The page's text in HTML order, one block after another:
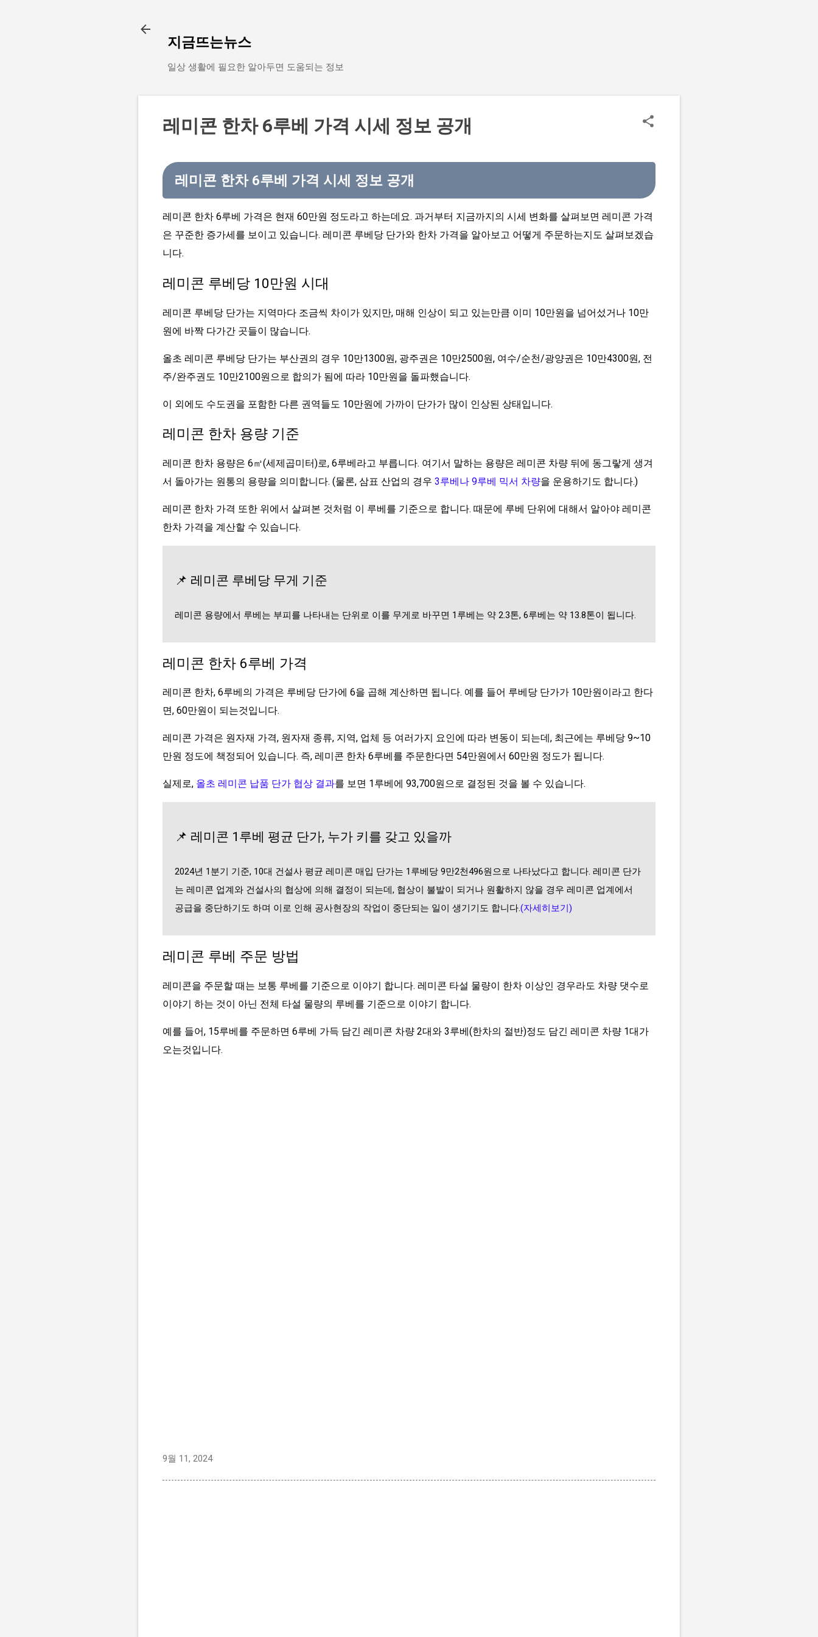
지금뜨는뉴스
일상 생활에 필요한 알아두면 도움되는 정보
레미콘 한차 6루베 가격 시세 정보 공개
레미콘 한차 6루베 가격 시세 정보 공개
레미콘 한차 6루베 가격은 현재 60만원 정도라고 하는데요. 과거부터 지금까지의 시세 변화를 살펴보면 레미콘 가격
은 꾸준한 증가세를 보이고 있습니다. 레미콘 루베당 단가와 한차 가격을 알아보고 어떻게 주문하는지도 살펴보겠습
니다.
레미콘 루베당 10만원 시대
레미콘 루베당 단가는 지역마다 조금씩 차이가 있지만, 매해 인상이 되고 있는만큼 이미 10만원을 넘어섰거나 10만
원에 바짝 다가간 곳들이 많습니다.
올초 레미콘 루베당 단가는 부산권의 경우 10만1300원, 광주권은 10만2500원, 여수/순천/광양권은 10만4300원, 전
주/완주권도 10만2100원으로 합의가 됨에 따라 10만원을 돌파했습니다.
이 외에도 수도권을 포함한 다른 권역들도 10만원에 가까이 단가가 많이 인상된 상태입니다.
레미콘 한차 용량 기준
레미콘 한차 용량은 6㎥(세제곱미터)로, 6루베라고 부릅니다. 여기서 말하는 용량은 레미콘 차량 뒤에 동그랗게 생겨
서 돌아가는 원통의 용량을 의미합니다. (물론, 삼표 산업의 경우 3루베나 9루베 믹서 차량을 운용하기도 합니다.)
레미콘 한차 가격 또한 위에서 살펴본 것처럼 이 루베를 기준으로 합니다. 때문에 루베 단위에 대해서 알아야 레미콘
한차 가격을 계산할 수 있습니다.
📌 레미콘 루베당 무게 기준
레미콘 용량에서 루베는 부피를 나타내는 단위로 이를 무게로 바꾸면 1루베는 약 2.3톤, 6루베는 약 13.8톤이 됩니다.
레미콘 한차 6루베 가격
레미콘 한차, 6루베의 가격은 루베당 단가에 6을 곱해 계산하면 됩니다. 예를 들어 루베당 단가가 10만원이라고 한다
면, 60만원이 되는것입니다.
레미콘 가격은 원자재 가격, 원자재 종류, 지역, 업체 등 여러가지 요인에 따라 변동이 되는데, 최근에는 루베당 9~10
만원 정도에 책정되어 있습니다. 즉, 레미콘 한차 6루베를 주문한다면 54만원에서 60만원 정도가 됩니다.
실제로, 올초 레미콘 납품 단가 협상 결과를 보면 1루베에 93,700원으로 결정된 것을 볼 수 있습니다.
📌 레미콘 1루베 평균 단가, 누가 키를 갖고 있을까
2024년 1분기 기준, 10대 건설사 평균 레미콘 매입 단가는 1루베당 9만2천496원으로 나타났다고 합니다. 레미콘 단가
는 레미콘 업계와 건설사의 협상에 의해 결정이 되는데, 협상이 불발이 되거나 원활하지 않을 경우 레미콘 업계에서
공급을 중단하기도 하며 이로 인해 공사현장의 작업이 중단되는 일이 생기기도 합니다.(자세히보기)
레미콘 루베 주문 방법
레미콘을 주문할 때는 보통 루베를 기준으로 이야기 합니다. 레미콘 타설 물량이 한차 이상인 경우라도 차량 댓수로
이야기 하는 것이 아닌 전체 타설 물량의 루베를 기준으로 이야기 합니다.
예를 들어, 15루베를 주문하면 6루베 가득 담긴 레미콘 차량 2대와 3루베(한차의 절반)정도 담긴 레미콘 차량 1대가
오는것입니다.
9월 11, 2024